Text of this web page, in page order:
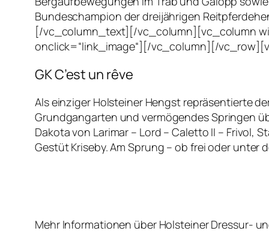
Bundeschampion der dreijährigen
[/vc_column_text][/vc_column][vc_column
onclick=“link_image“][/vc_column][/
GK C’est un rêve
Als einziger Holsteiner Hengst repräsentierte
Grundgangarten und vermögendes Springen
Dakota von Larimar – Lord – Caletto II – Frivol,
Gestüt Kriseby. Am Sprung – ob frei oder unter
Mehr Informationen über Holsteiner Dressur-